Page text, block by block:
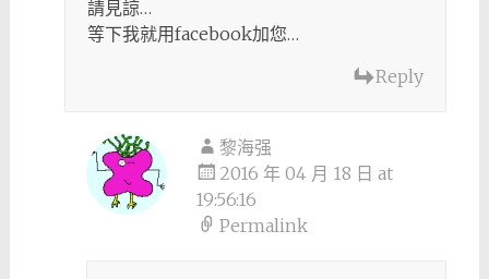
請見諒…
等下我就用facebook加您…
Reply
黎海强
2016 年 04 月 18 日 at
19:56:16
Permalink